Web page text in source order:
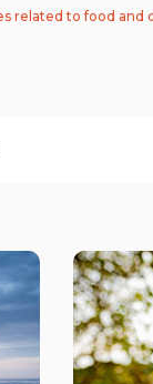
related to food and